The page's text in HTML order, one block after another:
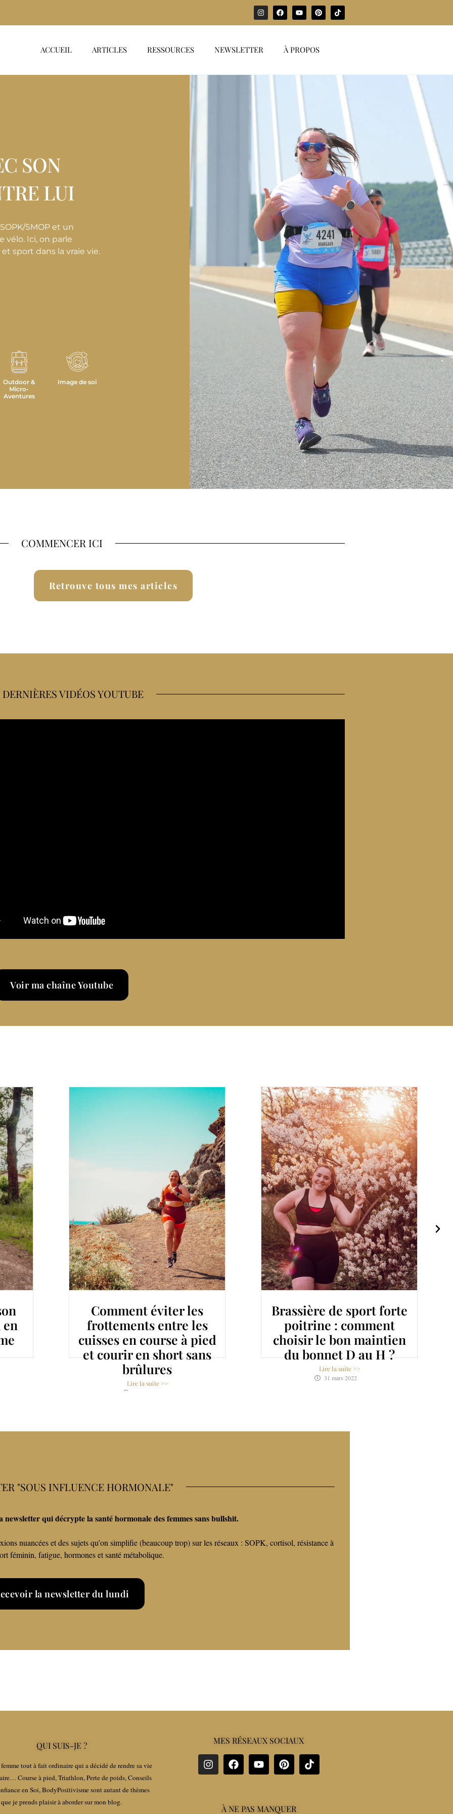
ACCUEIL ARTICLES RESSOURCES NEWSLETTER À PROPOS
SON
LUI
SMOP et un
Ici, on parle
sport dans la vraie vie.
Outdoor &
Micro-
Aventures
Image de soi
COMMENCER ICI
Retrouve tous mes articles
DERNIÈRES VIDÉOS YOUTUBE
ravitaille en course à pied et à vélo
(bike trip sans voiture)
quand on fait un bonnet E
je veux recommencer)
(mon témoignage après ma sleeve)
à l’insuline & nutrition d’endurance)
Voir ma chaîne Youtube
Brassière de sport forte
poitrine : comment
choisir le bon maintien
du bonnet D au H ?
Lire la suite >>
Summer Body |
Pourquoi est-ce que je
le vise
Lire la suite >>
"SOUS INFLUENCE HORMONALE"
newsletter qui décrypte la santé hormonale des femmes sans bullshit.
nuancées et des sujets qu’on simplifie (beaucoup trop) sur les réseaux : SOPK, cortisol, résistance à
féminin, fatigue, hormones et santé métabolique.
la newsletter du lundi
QUI SUIS-JE ?
tout à fait ordinaire qui a décidé de rendre sa vie
Course à pied, Triathlon, Perte de poids, Conseils
en Soi, BodyPositivisme sont autant de thèmes
que je prends plaisir à aborder sur mon blog.
MES RÉSEAUX SOCIAUX
À NE PAS MANQUER